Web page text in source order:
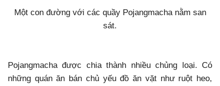
Một con đường với các quầy Pojangmacha nằm san
sát.
Pojangmacha được chia thành nhiều chủng loại. Có
những quán ăn bán chủ yếu đồ ăn vặt như ruột heo,